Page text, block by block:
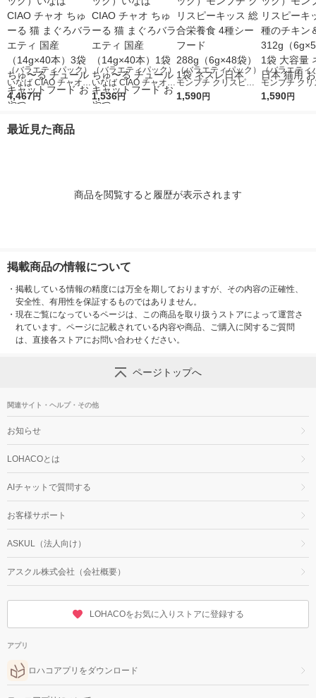
（バラエティパック）
いなば CIAO チャオ
ちゅーる 猫 まぐろバ
チュール キャットフ
4,467円
（バラエティパック）
いなば CIAO チャオ
ちゅーる 猫 まぐろバ
1,536円
（バラエティパック）
モンプチ クリスピー
キッス 総合栄養食 4
1,590円
（バラエティ
モンプチ ク
キッス 4種の
1,590円
最近見た商品
商品を閲覧すると履歴が表示されます
掲載商品の情報について
・ 掲載している情報の精度には万全を期しておりますが、その内容の正確性、
安全性、有用性を保証するものではありません。
・ 現在ご覧になっているページは、この商品を取り扱うストアによって運営さ
れています。ページに記載されている内容や商品、ご購入に関するご質問
は、直接各ストアにお問い合わせください。
ページトップへ
関連サイト・ヘルプ・その他
お知らせ
LOHACOとは
AIチャットで質問する
お客様サポート
ASKUL（法人向け）
アスクル株式会社（会社概要）
LOHACOをお気に入りストアに登録する
アプリ
ロハコアプリをダウンロード